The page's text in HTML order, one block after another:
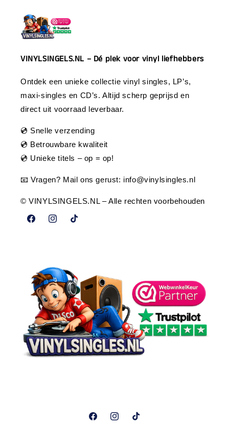
VINYLSINGELS.NL – Dé plek voor vinyl liefhebbers
Ontdek een unieke collectie vinyl singles, LP’s,
maxi-singles en CD’s. Altijd scherp geprijsd en
direct uit voorraad leverbaar.
💿 Snelle verzending
💿 Betrouwbare kwaliteit
💿 Unieke titels – op = op!
📧 Vragen? Mail ons gerust: info@vinylsingles.nl
© VINYLSINGELS.NL – Alle rechten voorbehouden
FacebookInstagramTikTok
FacebookInstagramTikTok